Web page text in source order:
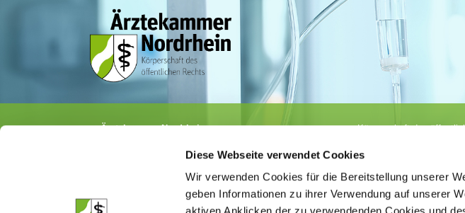
Diese Webseite verwendet Cookies
Wir verwenden Cookies für die Bereitstellung unserer
geben Informationen zu ihrer Verwendung auf unserer
Ärztekammer Nordrhein
· Fax 0211 / 4302 2009
aerztekammer@aekno.de
Körperschaft des